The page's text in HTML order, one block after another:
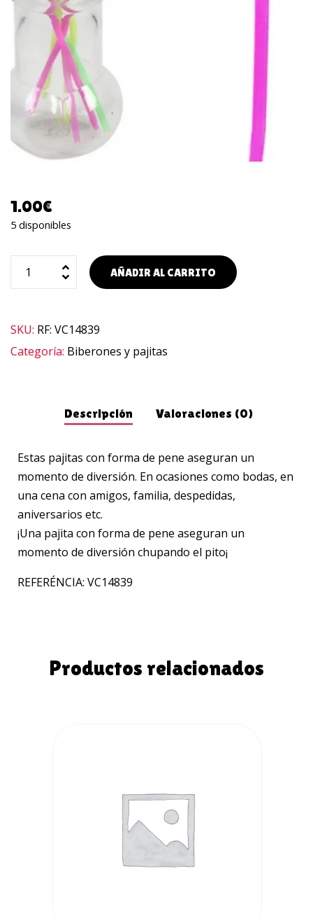
1.00€
5 disponibles
AÑADIR AL CARRITO
SKU: RF: VC14839
Categoría: Biberones y pajitas
Descripción Valoraciones (0)
Estas pajitas con forma de pene aseguran un
momento de diversión. En ocasiones como bodas, en
una cena con amigos, familia, despedidas,
aniversarios etc.
¡Una pajita con forma de pene aseguran un
momento de diversión chupando el pito¡
REFERÉNCIA: VC14839
Productos relacionados
AÑADIR AL
CARRITO